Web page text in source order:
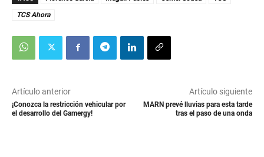
TCS Ahora
Artículo anterior
¡Conozca la restricción vehicular por
el desarrollo del Gamergy!
Artículo siguiente
MARN prevé lluvias para esta tarde
tras el paso de una onda